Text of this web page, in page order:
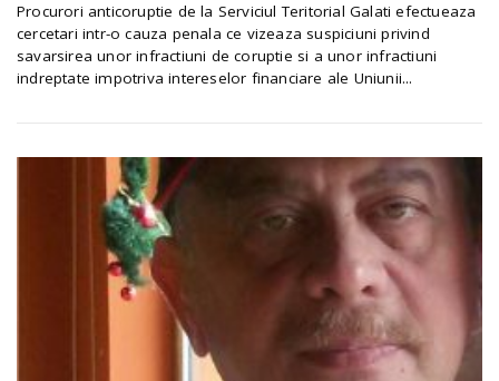
Procurori anticoruptie de la Serviciul Teritorial Galati efectueaza
cercetari intr-o cauza penala ce vizeaza suspiciuni privind
savarsirea unor infractiuni de coruptie si a unor infractiuni
indreptate impotriva intereselor financiare ale Uniunii...